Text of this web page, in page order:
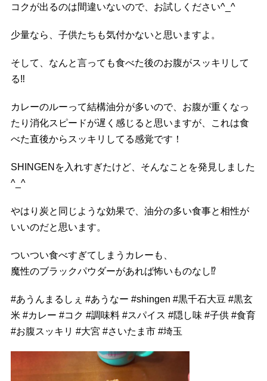
コクが出るのは間違いないので、お試しください^_^
少量なら、子供たちも気付かないと思いますよ。
そして、なんと言っても食べた後のお腹がスッキリして
る‼️
カレーのルーって結構油分が多いので、お腹が重くなっ
たり消化スピードが遅く感じると思いますが、これは食
べた直後からスッキリしてる感覚です！
SHINGENを入れすぎたけど、そんなことを発見しました
^_^
やはり炭と同じような効果で、油分の多い食事と相性が
いいのだと思います。
ついつい食べすぎてしまうカレーも、
魔性のブラックパウダーがあれば怖いものなし⁉️
#あうんまるしぇ #あうなー #shingen #黒千石大豆 #黒玄
米 #カレー #コク #調味料 #スパイス #隠し味 #子供 #食育
#お腹スッキリ #大宮 #さいたま市 #埼玉